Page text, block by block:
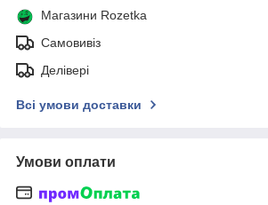
Магазини Rozetka
Самовивіз
Делівері
Всі умови доставки
Умови оплати